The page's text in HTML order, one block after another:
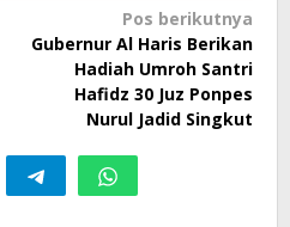
Pos berikutnya
Gubernur Al Haris Berikan
Hadiah Umroh Santri
Hafidz 30 Juz Ponpes
Nurul Jadid Singkut